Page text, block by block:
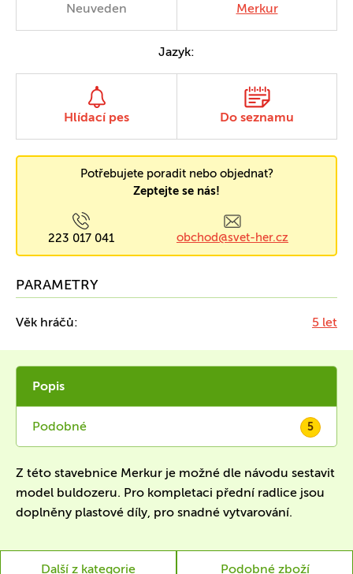
Neuveden Merkur
Jazyk:
Hlídací pes Do seznamu
Potřebujete poradit nebo objednat?
Zeptejte se nás!
223 017 041 obchod@svet-her.cz
PARAMETRY
Věk hráčů: 5 let
Popis
Podobné 5
Z této stavebnice Merkur je možné dle návodu sestavit
model buldozeru. Pro kompletaci přední radlice jsou
doplněny plastové díly, pro snadné vytvarování.
Další z kategorie Podobné zboží